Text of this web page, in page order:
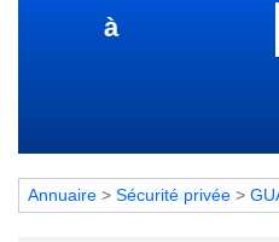
à
Annuaire > Sécurité privée >